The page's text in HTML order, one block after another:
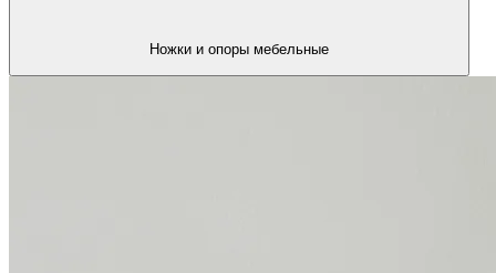
Ножки и опоры мебельные